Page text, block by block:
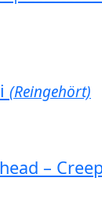
(Reingehört)
–